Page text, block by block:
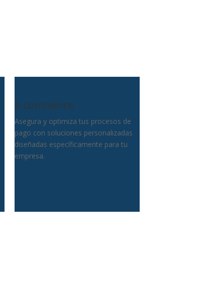
E-commerce
Asegura y optimiza tus procesos de
pago con soluciones personalizadas
diseñadas específicamente para tu
empresa.